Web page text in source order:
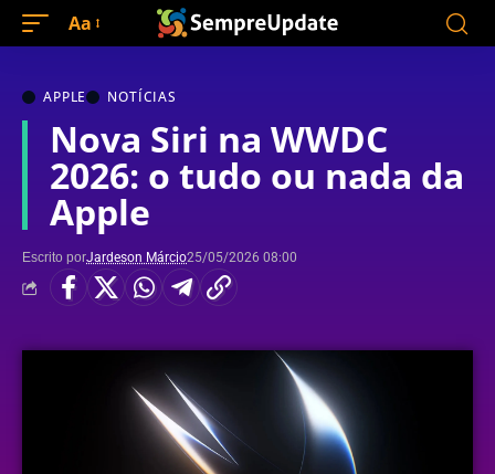
Aa
APPLE NOTÍCIAS
Nova Siri na WWDC
2026: o tudo ou nada da
Apple
Escrito porJardeson Márcio25/05/2026 08:00